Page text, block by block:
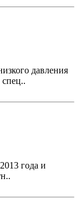
давления
спец..
года и